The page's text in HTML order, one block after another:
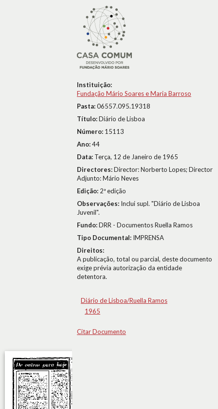
Instituição:
Fundação Mário Soares e Maria Barroso
Pasta:06557.095.19318
Título:Diário de Lisboa
Número: 15113
Ano:44
Data: Terça, 12 de Janeiro de 1965
Directores:Director: Norberto Lopes; Director
Adjunto: Mário Neves
Edição: 2ª edição
Observações: Inclui supl. "Diário de Lisboa
Juvenil".
Fundo:DRR - Documentos Ruella Ramos
Tipo Documental: IMPRENSA
Direitos:
A publicação, total ou parcial, deste documento
exige prévia autorização da entidade
detentora.
Diário de Lisboa/Ruella Ramos
1965
Citar Documento